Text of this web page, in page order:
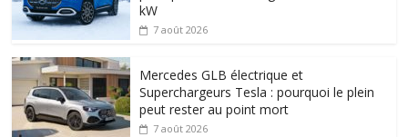
kW
7 août 2026
Mercedes GLB électrique et
Superchargeurs Tesla : pourquoi le plein
peut rester au point mort
7 août 2026